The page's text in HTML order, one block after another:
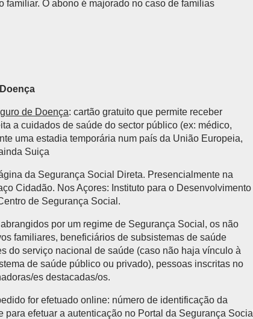
familiar. O abono é majorado no caso de familias
de Doença: cartão gratuito que permite receber
a cuidados de saúde do sector público (ex: médico,
uma estadia temporária num país da União Europeia,
Suiça
da Segurança Social Direta. Presencialmente na
Cidadão. Nos Açores: Instituto para o Desenvolvimento
de Segurança Social.
por um regime de Segurança Social, os não
familiares, beneficiários de subsistemas de saúde
do serviço nacional de saúde (caso não haja vínculo à
de saúde público ou privado), pessoas inscritas no
es destacadas/os.
for efetuado online: número de identificação da
efetuar a autenticação no Portal da Segurança Social